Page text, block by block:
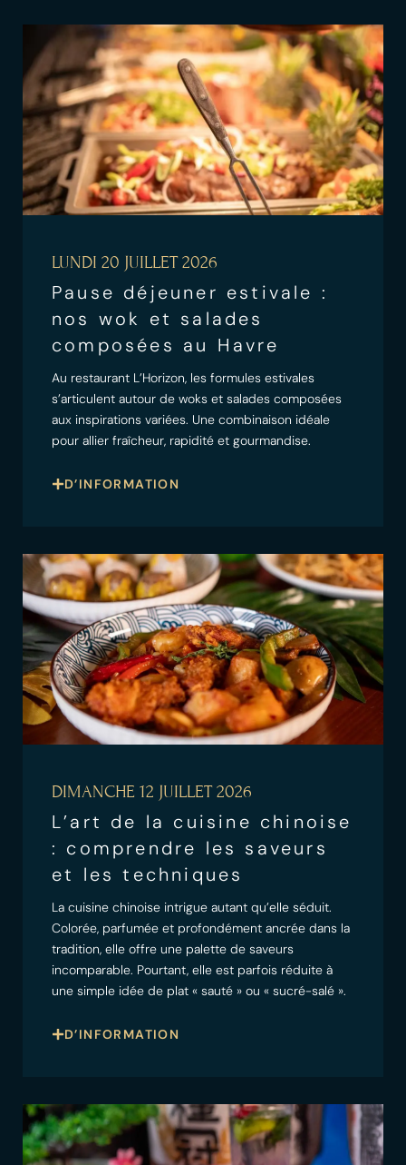
LUNDI 20 JUILLET 2026
Pause déjeuner estivale :
nos wok et salades
composées au Havre
Au restaurant L’Horizon, les formules estivales
s’articulent autour de woks et salades composées
aux inspirations variées. Une combinaison idéale
pour allier fraîcheur, rapidité et gourmandise.
D’INFORMATION
DIMANCHE 12 JUILLET 2026
L’art de la cuisine chinoise
: comprendre les saveurs
et les techniques
La cuisine chinoise intrigue autant qu’elle séduit.
Colorée, parfumée et profondément ancrée dans la
tradition, elle offre une palette de saveurs
incomparable. Pourtant, elle est parfois réduite à
une simple idée de plat « sauté » ou « sucré-salé ».
D’INFORMATION